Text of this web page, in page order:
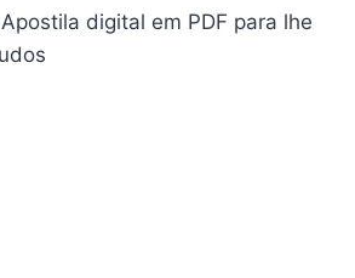
digital em PDF para lhe